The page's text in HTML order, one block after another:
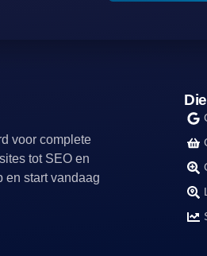
voor complete
tot SEO en
en start vandaag